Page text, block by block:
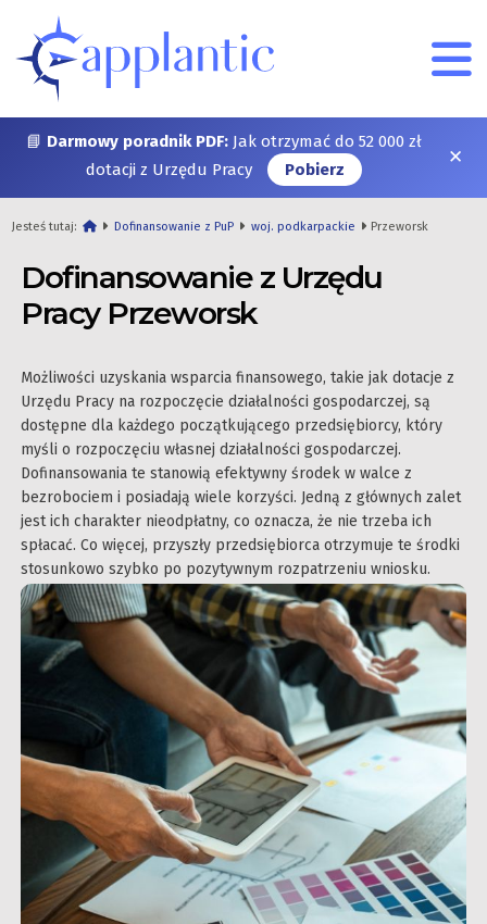
📘 Darmowy poradnik PDF: Jak otrzymać do 52 000 zł
dotacji z Urzędu Pracy
Pobierz
✕
Jesteś tutaj: Dofinansowanie z PuP woj. podkarpackie Przeworsk
Dofinansowanie z Urzędu
Pracy Przeworsk
Możliwości uzyskania wsparcia finansowego, takie jak dotacje z
Urzędu Pracy na rozpoczęcie działalności gospodarczej, są
dostępne dla każdego początkującego przedsiębiorcy, który
myśli o rozpoczęciu własnej działalności gospodarczej.
Dofinansowania te stanowią efektywny środek w walce z
bezrobociem i posiadają wiele korzyści. Jedną z głównych zalet
jest ich charakter nieodpłatny, co oznacza, że nie trzeba ich
spłacać. Co więcej, przyszły przedsiębiorca otrzymuje te środki
stosunkowo szybko po pozytywnym rozpatrzeniu wniosku.